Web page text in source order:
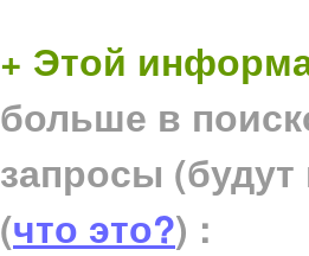
+ Этой
больше в
запросы
(что это?) :